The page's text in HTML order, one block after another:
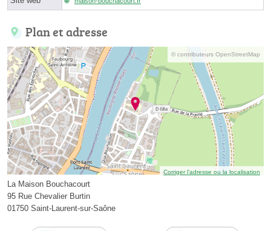
Plan et adresse
© contributeurs OpenStreetMap
Corriger l’adresse ou la localisation
La Maison Bouchacourt
95 Rue Chevalier Burtin
01750 Saint-Laurent-sur-Saône